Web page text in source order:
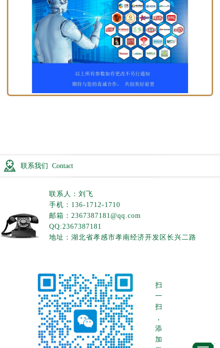
联系我们 Contact
联系人：刘飞
手机：136-1712-1710
邮箱：2367387181@qq.com
QQ:2367387181
地址：湖北省孝感市孝南经济开发区长兴二路
扫
一
扫
，
添
加